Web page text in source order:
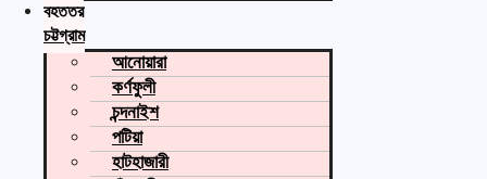
বৃহত্তর
চট্টগ্রাম
আনোয়ারা
কর্ণফুলী
চন্দনাইশ
পটিয়া
হাটহাজারী